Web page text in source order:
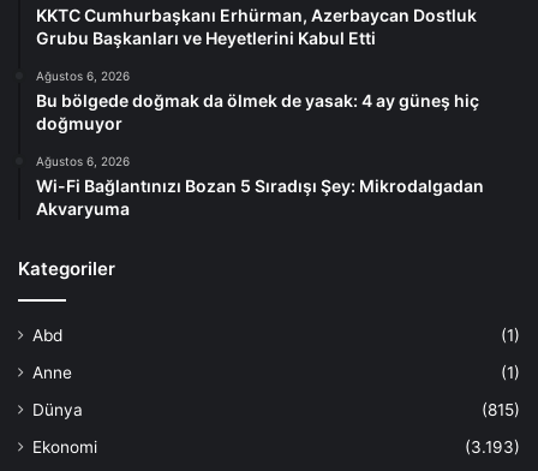
KKTC Cumhurbaşkanı Erhürman, Azerbaycan Dostluk
Grubu Başkanları ve Heyetlerini Kabul Etti
Ağustos 6, 2026
Bu bölgede doğmak da ölmek de yasak: 4 ay güneş hiç
doğmuyor
Ağustos 6, 2026
Wi-Fi Bağlantınızı Bozan 5 Sıradışı Şey: Mikrodalgadan
Akvaryuma
Kategoriler
Abd
(1)
Anne
(1)
Dünya
(815)
Ekonomi
(3.193)